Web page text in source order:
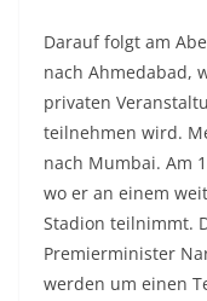
Darauf folgt am
nach Ahmedabad,
privaten
teilnehmen wird.
nach Mumbai. Am
wo er an einem
Stadion teilnimmt.
Premierminister
werden um einen